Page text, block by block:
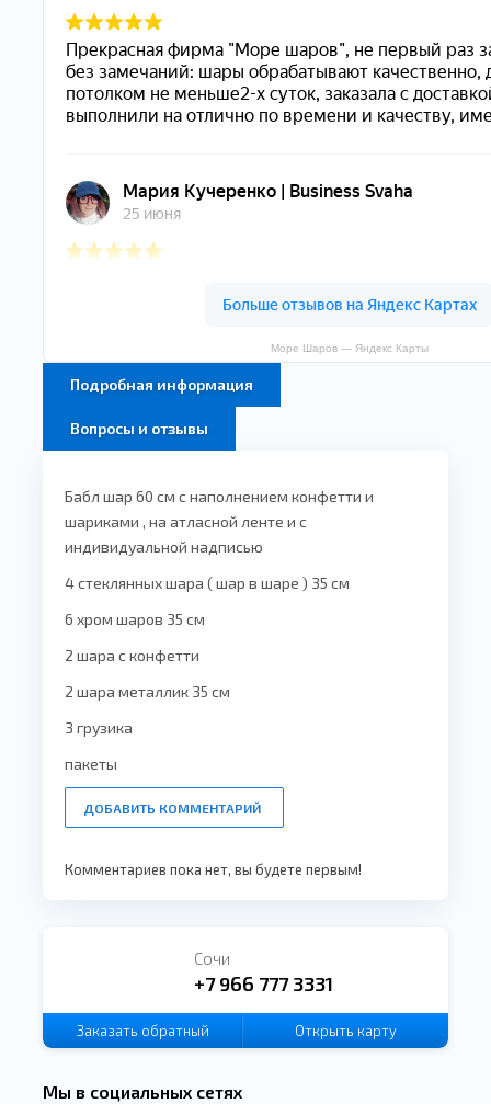
Море Шаров — Яндекс Карты
Подробная информация
Вопросы и отзывы
Бабл шар 60 см с наполнением конфетти и
шариками , на атласной ленте и с
индивидуальной надписью
4 стеклянных шара ( шар в шаре ) 35 см
6 хром шаров 35 см
2 шара с конфетти
2 шара металлик 35 см
3 грузика
пакеты
ДОБАВИТЬ КОММЕНТАРИЙ
Комментариев пока нет, вы будете первым!
Сочи
+7 966 777 3331
Заказать обратный
Открыть карту
Мы в социальных сетях